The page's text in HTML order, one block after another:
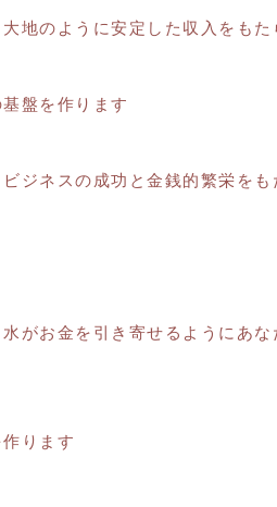
地のように安定した収入をもた
盤を作ります
ジネスの成功と金銭的繁栄をも
がお金を引き寄せるようにあな
ります